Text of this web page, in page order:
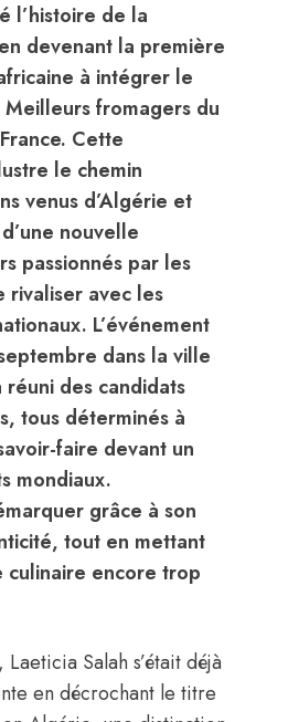
l’histoire de la
devenant la première
à intégrer le
fromagers du
Cette
le chemin
venus d’Algérie et
nouvelle
passionnés par les
rivaliser avec les
L’événement
dans la ville
des candidats
tous déterminés à
faire devant un
mondiaux.
grâce à son
tout en mettant
culinaire encore trop
Salah s’était déjà
en décrochant le titre